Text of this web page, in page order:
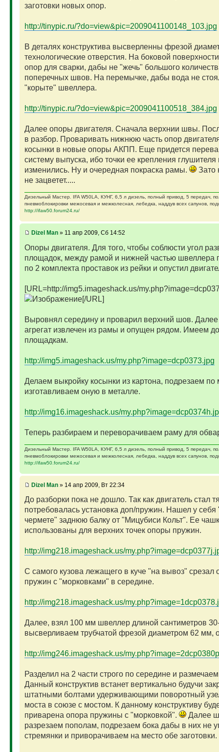
заготовки новых опор.
http://tinypic.ru/?do=view&pic=2009041100148_103.jpg
В деталях конструктива высверленны фрезой
технологические отверстия. На боковой
опор для сварки, дабы не "жечь" большого
поперечных швов. На перемычке, дабы вода не
"корыте" швеллера.
http://tinypic.ru/?do=view&pic=2009041100518_384.jpg
Далее опоры двигателя. Сначала верхнии швы.
в разбор. Проваривать нижнюю часть опор
косынки в новые опоры АКПП. Еще придется
систему выпуска, ибо точки ее крепления глушителя
изменились. Ну и очередная покраска рамы.
Зато
не зацветет.....
Дизельный Мастер. IFA W50LA, КУНГ, 6,5 л дизель, полный привод, 5 передач,
пневмоблокировки межосевая и межколесная, лебедка, наддув всех сапунов,
http://ifaw50.forum24.ru/
Dizel Man» 11 апр 2009, Сб 14:52
Опоры двигателя. Для того, чтобы соблюсти угол
площадок, между рамой и нижней частью швеллера
по 2 комплекта проставок из рейки и опустил
[URL=http://img5.imageshack.us/
[/URL]
Выровнял середину и проварил верхний шов. Далее
агрегат извлечен из рамы и опущен рядом. Имеем
площадкам.
http://img5.imageshack.us/my.php?image=dcp0373.jpg
Делаем выкройку косынки из картона, подрезаем по
изготавливаем оную в металле.
http://img16.imageshack.us/
Теперь разбираем и переворачиваем раму для
Дизельный Мастер. IFA W50LA, КУНГ, 6,5 л дизель, полный привод, 5 передач,
пневмоблокировки межосевая и межколесная, лебедка, наддув всех сапунов,
http://ifaw50.forum24.ru/
Dizel Man» 14 апр 2009, Вт 22:34
До разборки пока не дошло. Так как двигатель стал
потребовалась установка доп/пружин. Нашел у себя
чермете" заднюю балку от "Мицубиси Кольт". Ее
использованы для верхних точек опоры пружин.
http://img218.imageshack.us/
С самого кузова лежащего в куче "на вывоз" срезал
пружин с "морковками" в середине.
http://img218.imageshack.us/
Далее, взял 100 мм швеллер длиной сантиметров
высверливаем трубчатой фрезой диаметром 62 мм,
http://img246.imageshack.us/
Разделил на 2 части строго по середине и
Данный конструктив встанет вертикально будучи
штатными болтами удерживающими поворотный
моста в союзе с мостом. К данному конструктиву
приварена опора пружины с "морковкой".
Далее
разрезаем пополам, подрезаем бока дабы в них не
стремянки и приворачиваем на место обе заготовки.